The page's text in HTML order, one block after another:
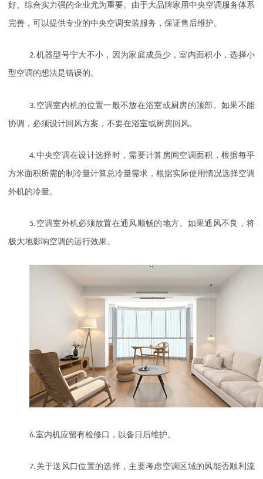
好、综合实力强的企业尤为重要。由于大品牌家用中央空调服务体系
完善，可以提供专业的中央空调安装服务，保证售后维护。
2.机器型号宁大不小，因为家庭成员少，室内面积小，选择小
型空调的想法是错误的。
3. 空调室内机的位置一般不放在浴室或厨房的顶部。如果不能
协调，必须设计回风方案，不要在浴室或厨房回风。
4.中央空调在设计选择时，需要计算房间空调面积，根据每平
方米面积所需的制冷量计算总冷量需求，根据实际使用情况选择空调
外机的冷量。
5. 空调室外机必须放置在通风顺畅的地方。如果通风不良，将
极大地影响空调的运行效果。
6.室内机应留有检修口，以备日后维护。
7. 关于送风口位置的选择，主要考虑空调区域的风能否顺利流